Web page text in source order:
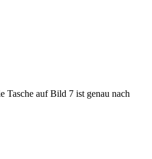
Tasche auf Bild 7 ist genau nach